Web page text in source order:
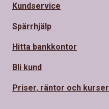
Kundservice
Spärrhjälp
Hitta bankkontor
Bli kund
Priser, räntor och kurser